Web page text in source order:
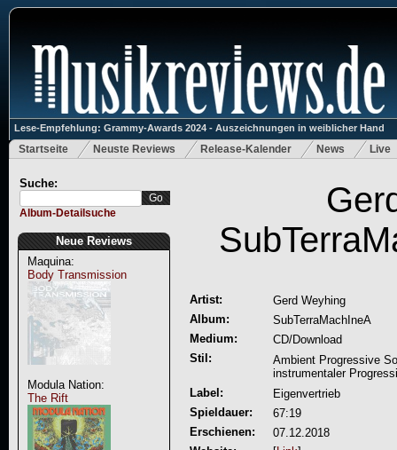
Lese-Empfehlung: Grammy-Awards 2024 - Auszeichnungen in weiblicher Hand
Startseite Neuste Reviews Release-Kalender News Live
Suche:
Album-Detailsuche
Neue Reviews
Maquina:
Body Transmission
Modula Nation:
The Rift
Artist:
Gerd Weyhing
Album:
SubTerraMachIneA
Medium:
CD/Download
Stil:
Ambient Progressive
instrumentaler
Label:
Eigenvertrieb
Spieldauer:
67:19
Erschienen:
07.12.2018